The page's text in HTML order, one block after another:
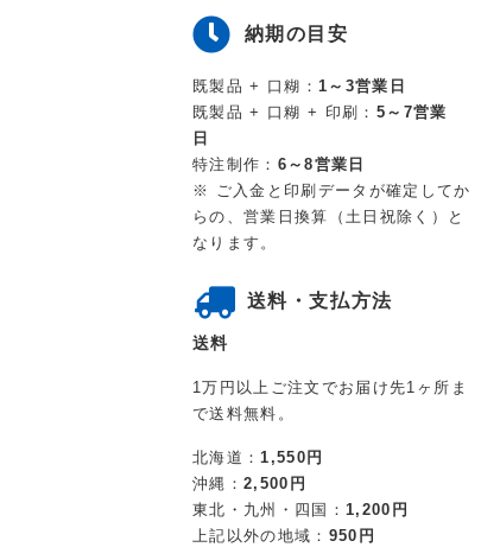
納期の目安
既製品 + 口糊：1～3営業日
既製品 + 口糊 + 印刷： 5～7営業
日
特注制作： 6～8営業日
※ ご入金と印刷データが確定してか
らの、営業日換算（土日祝除く）と
なります。
送料・支払方法
送料
1万円以上ご注文でお届け先1ヶ所ま
で送料無料。
北海道：1,550円
沖縄：2,500円
東北・九州・四国：1,200円
上記以外の地域： 950円